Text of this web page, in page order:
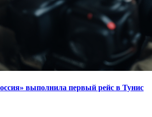
выполнила первый рейс в Тунис